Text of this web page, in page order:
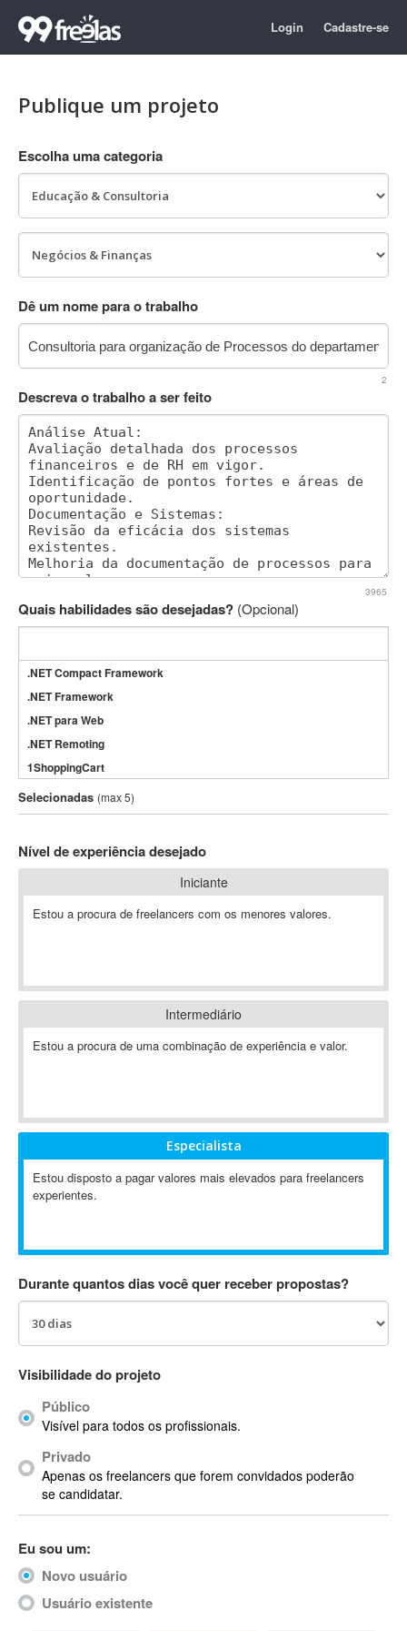
Login Cadastre-se
Publique um projeto
Escolha uma categoria
Dê um nome para o trabalho
2
Descreva o trabalho a ser feito
3965
Quais habilidades são desejadas? (Opcional)
.NET Compact Framework
.NET Framework
.NET para Web
.NET Remoting
1ShoppingCart
3DS Max
3GSM
802.11
A-GPS
ABAP
Abaqus
ABBYY FineReader
Ableton
Ableton Push
Abstract
AC3
ACID Pro
ACPI
Acrobat
Acrobat X
Acronis
ACT
Actimize
ActionScript
ActionScript 3
Selecionadas (max 5)
Nível de experiência desejado
Iniciante
Estou a procura de freelancers com os menores valores.
Intermediário
Estou a procura de uma combinação de experiência e valor.
Especialista
Estou disposto a pagar valores mais elevados para freelancers
experientes.
Durante quantos dias você quer receber propostas?
Visibilidade do projeto
Público
Visível para todos os profissionais.
Privado
Apenas os freelancers que forem convidados poderão
se candidatar.
Eu sou um:
Novo usuário
Usuário existente